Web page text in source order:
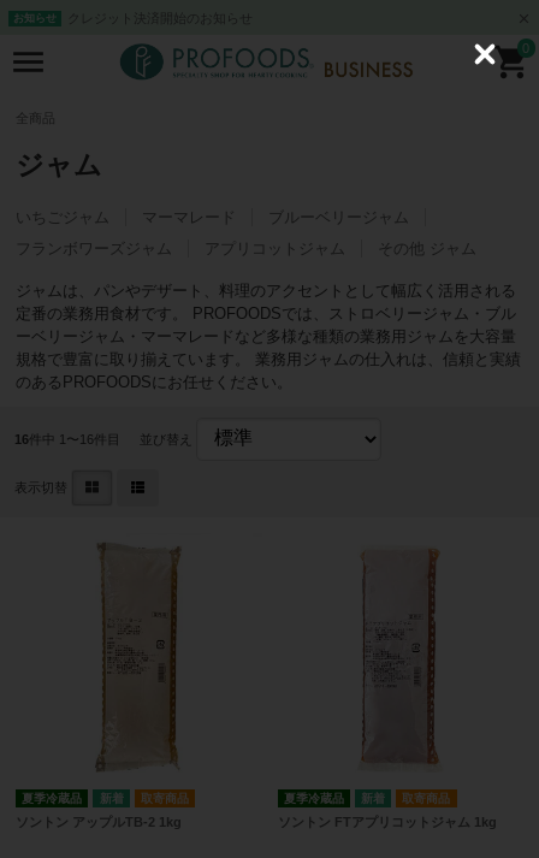
お知らせ クレジット決済開始のお知らせ
0
全商品
ジャム
いちごジャム マーマレード
ブルーベリージャム
フランボワーズジャム
アプリコットジャム その他 ジャム
ジャムは、パンやデザート、料理のアクセントとして幅広く活用される
定番の業務用食材です。 PROFOODSでは、ストロベリージャム・ブル
ーベリージャム・マーマレードなど多様な種類の業務用ジャムを大容量
規格で豊富に取り揃えています。 業務用ジャムの仕入れは、信頼と実績
のあるPROFOODSにお任せください。
16件中 1〜16件目 並び替え
表示切替
夏季冷蔵品 取寄商品
ソントン アップルTB-2 1kg
夏季冷蔵品 取寄商品
ソントン FTアプリコットジャム 1kg
C